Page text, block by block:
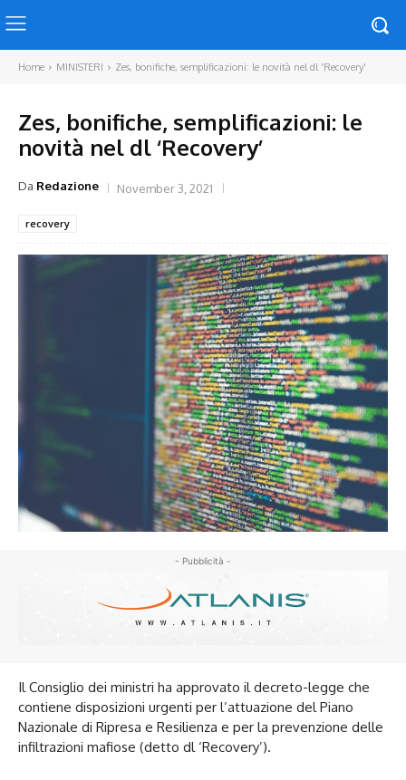
Home MINISTERI Zes, bonifiche, semplificazioni: le novità nel dl 'Recovery'
Zes, bonifiche, semplificazioni: le
novità nel dl ‘Recovery’
Da Redazione November 3, 2021
recovery
- Pubblicità -
Il Consiglio dei ministri ha approvato il decreto-legge che
contiene disposizioni urgenti per l’attuazione del Piano
Nazionale di Ripresa e Resilienza e per la prevenzione delle
infiltrazioni mafiose (detto dl ‘Recovery’).